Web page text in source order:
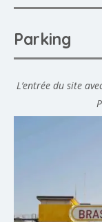
Parking
L’entrée du site